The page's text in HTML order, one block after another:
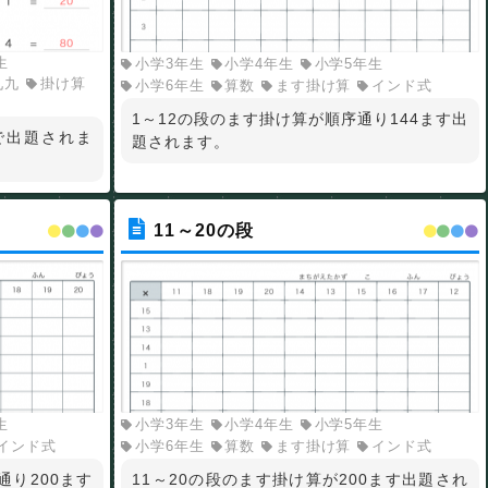
九
掛け算
題されま
小学3年生 小学4年生
小学5年生
小学6年生
算数 ます掛け算 インド式
1～12の段のます掛け算が順序通り144ます出
題されます。
ンド式
り200ます
11～20の段
小学3年生 小学4年生
小学5年生
小学6年生
算数 ます掛け算 インド式
11～20の段のます掛け算が200ます出題され